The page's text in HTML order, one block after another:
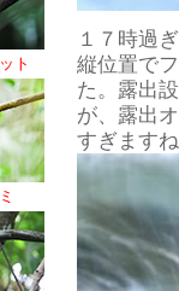
ト
１７時過
縦位置で
た。露出
が、露出
すぎます